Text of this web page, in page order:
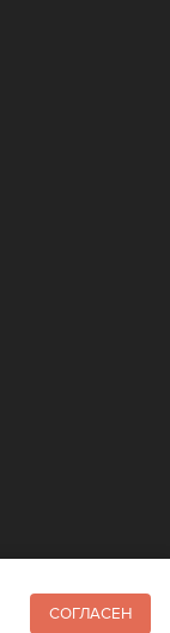
СОГЛАСЕН